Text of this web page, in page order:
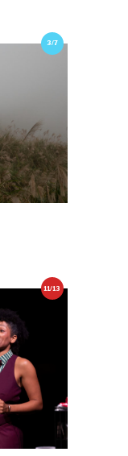
3/7
11/13